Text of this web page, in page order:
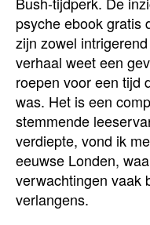
psyche ebook gratis
zijn zowel
verhaal weet een
roepen voor een tijd
was. Het is een
stemmende
verdiepte, vond ik
eeuwse Londen,
verwachtingen vaak
verlangens.